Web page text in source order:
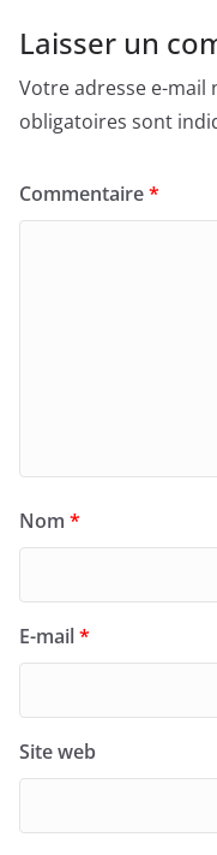
Laisser un
Votre adresse e-mail
obligatoires sont
Commentaire*
Nom *
E-mail*
Site web